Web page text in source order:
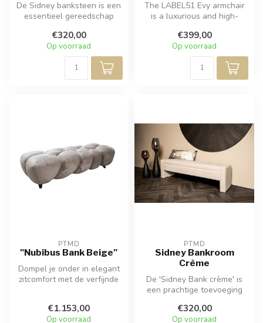
De Sidney banksteen is een
essentieel gereedschap
...
€320,00
Op voorraad
The LABEL51 Evy armchair
is a luxurious and high-
so...
€399,00
Op voorraad
PTMD
"Nubibus Bank Beige"
Dompel je onder in elegant
zitcomfort met de verfijnde
€1.153,00
Op voorraad
PTMD
Sidney Bankroom
Crème
De 'Sidney Bank crème' is
een prachtige toevoeging
s...
€320,00
Op voorraad